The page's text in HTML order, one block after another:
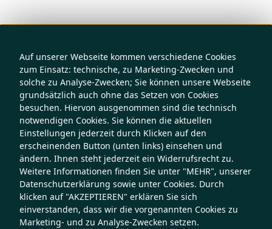
Auf unserer Webseite kommen verschiedene Cookies
zum Einsatz: technische, zu Marketing-Zwecken und
solche zu Analyse-Zwecken; Sie können unsere Webseite
grundsätzlich auch ohne das Setzen von Cookies
besuchen. Hiervon ausgenommen sind die technisch
notwendigen Cookies. Sie können die aktuellen
Einstellungen jederzeit durch Klicken auf den
erscheinenden Button (unten links) einsehen und
ändern. Ihnen steht jederzeit ein Widerrufsrecht zu.
Weitere Informationen finden Sie unter "MEHR", unserer
Datenschutzerklärung sowie unter Cookies. Durch
klicken auf "AKZEPTIEREN" erklären Sie sich
einverstanden, dass wir die vorgenannten Cookies zu
Marketing- und zu Analyse-Zwecken setzen.